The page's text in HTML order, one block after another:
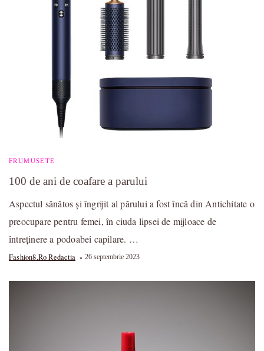
FRUMUSETE
100 de ani de coafare a parului
Aspectul sănătos și îngrijit al părului a fost încă din Antichitate o
preocupare pentru femei, în ciuda lipsei de mijloace de
întreținere a podoabei capilare. …
Fashion8.ro Redactia 26 septembrie 2023